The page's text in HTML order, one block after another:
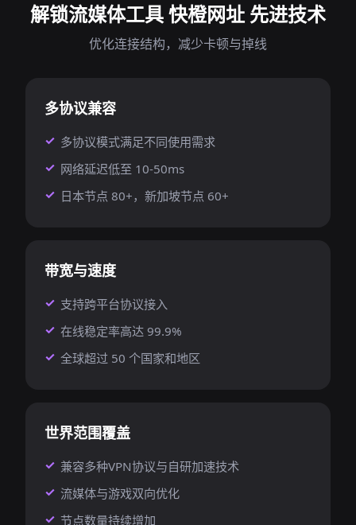
解锁流媒体工具 快橙网址 先进技术
优化连接结构，减少卡顿与掉线
多协议兼容
多协议模式满足不同使用需求
网络延迟低至 10-50ms
日本节点 80+，新加坡节点 60+
带宽与速度
支持跨平台协议接入
在线稳定率高达 99.9%
全球超过 50 个国家和地区
世界范围覆盖
兼容多种VPN协议与自研加速技术
流媒体与游戏双向优化
节点数量持续增加